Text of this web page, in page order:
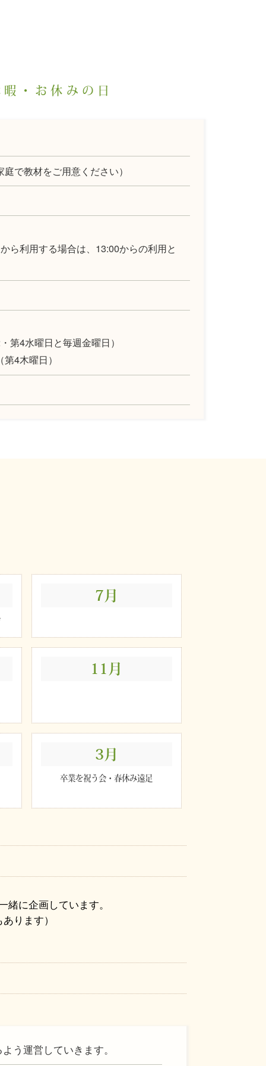
・お休みの日
で教材をご用意ください）
ら利用する場合は、13:00からの利用と
第4水曜日と毎週金曜日）
4木曜日）
7月
11月
3月
卒業を祝う会・春休み遠足
に企画しています。
ります）
う運営していきます。